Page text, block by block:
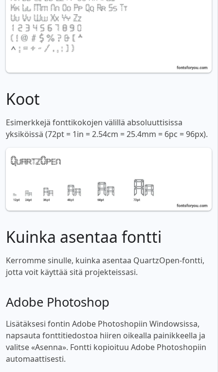
Koot
Esimerkkejä fonttikokojen välillä absoluuttisissa
yksiköissä (72pt = 1in = 2.54cm = 25.4mm = 6pc = 96px).
Kuinka asentaa fontti
Kerromme sinulle, kuinka asentaa QuartzOpen-fontti,
jotta voit käyttää sitä projekteissasi.
Adobe Photoshop
Lisätäksesi fontin Adobe Photoshopiin Windowsissa,
napsauta fonttitiedostoa hiiren oikealla painikkeella ja
valitse «Asenna». Fontti kopioituu Adobe Photoshopiin
automaattisesti.